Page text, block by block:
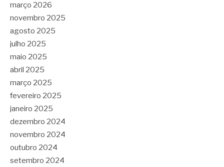
março 2026
novembro 2025
agosto 2025
julho 2025
maio 2025
abril 2025
março 2025
fevereiro 2025
janeiro 2025
dezembro 2024
novembro 2024
outubro 2024
setembro 2024